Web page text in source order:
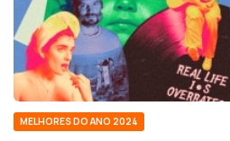
MELHORES DO ANO 2024